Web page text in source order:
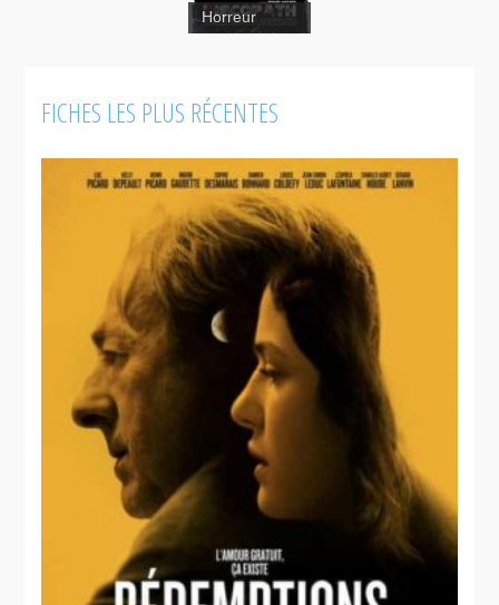
Discopathe
Horreur
FICHES LES PLUS RÉCENTES